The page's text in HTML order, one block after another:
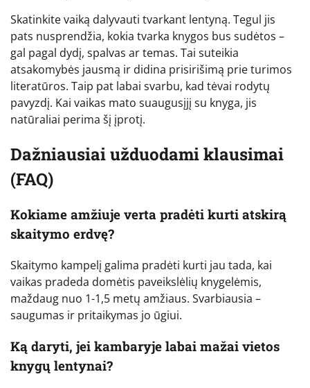
Skatinkite vaiką dalyvauti tvarkant lentyną. Tegul jis
pats nusprendžia, kokia tvarka knygos bus sudėtos –
gal pagal dydį, spalvas ar temas. Tai suteikia
atsakomybės jausmą ir didina prisirišimą prie turimos
literatūros. Taip pat labai svarbu, kad tėvai rodytų
pavyzdį. Kai vaikas mato suaugusįjį su knyga, jis
natūraliai perima šį įprotį.
Dažniausiai užduodami klausimai
(FAQ)
Kokiame amžiuje verta pradėti kurti atskirą
skaitymo erdvę?
Skaitymo kampelį galima pradėti kurti jau tada, kai
vaikas pradeda domėtis paveikslėlių knygelėmis,
maždaug nuo 1-1,5 metų amžiaus. Svarbiausia –
saugumas ir pritaikymas jo ūgiui.
Ką daryti, jei kambaryje labai mažai vietos
knygų lentynai?